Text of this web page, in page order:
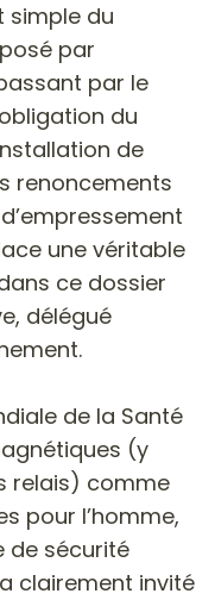
simple du
par
par le
du
de
renoncements
une véritable
ce dossier
délégué
de la Santé
(y
relais) comme
pour l’homme,
de sécurité
clairement invité